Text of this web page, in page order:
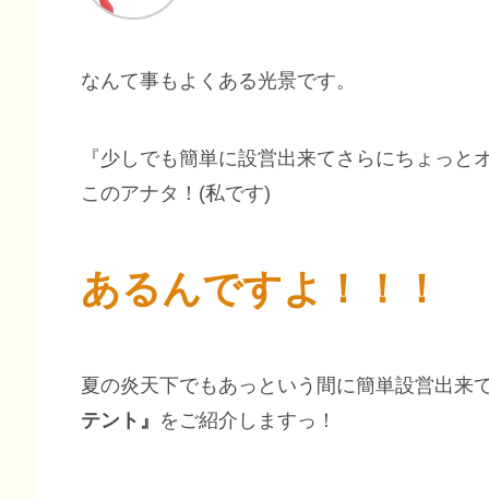
なんて事もよくある光景です。
『少しでも簡単に設営出来てさらにちょっ
このアナタ！(私です)
あるんですよ！！！
夏の炎天下でもあっという間に簡単設営出来
テント』 をご紹介しますっ！